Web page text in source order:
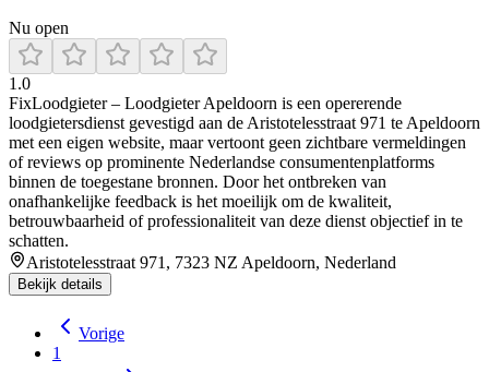
Nu open
1.0
FixLoodgieter – Loodgieter Apeldoorn is een opererende
loodgietersdienst gevestigd aan de Aristotelesstraat 971 te Apeldoorn
met een eigen website, maar vertoont geen zichtbare vermeldingen
of reviews op prominente Nederlandse consumentenplatforms
binnen de toegestane bronnen. Door het ontbreken van
onafhankelijke feedback is het moeilijk om de kwaliteit,
betrouwbaarheid of professionaliteit van deze dienst objectief in te
schatten.
Aristotelesstraat 971, 7323 NZ Apeldoorn, Nederland
Bekijk details
Vorige
1